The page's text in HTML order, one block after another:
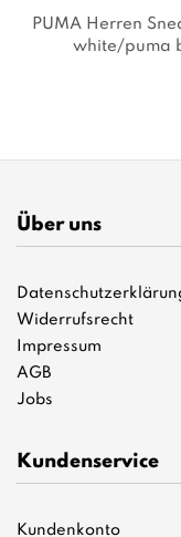
PUMA Herren
white/puma
Über uns
Widerrufsrecht
Impressum
AGB
Jobs
Kundenservice
Kundenkonto